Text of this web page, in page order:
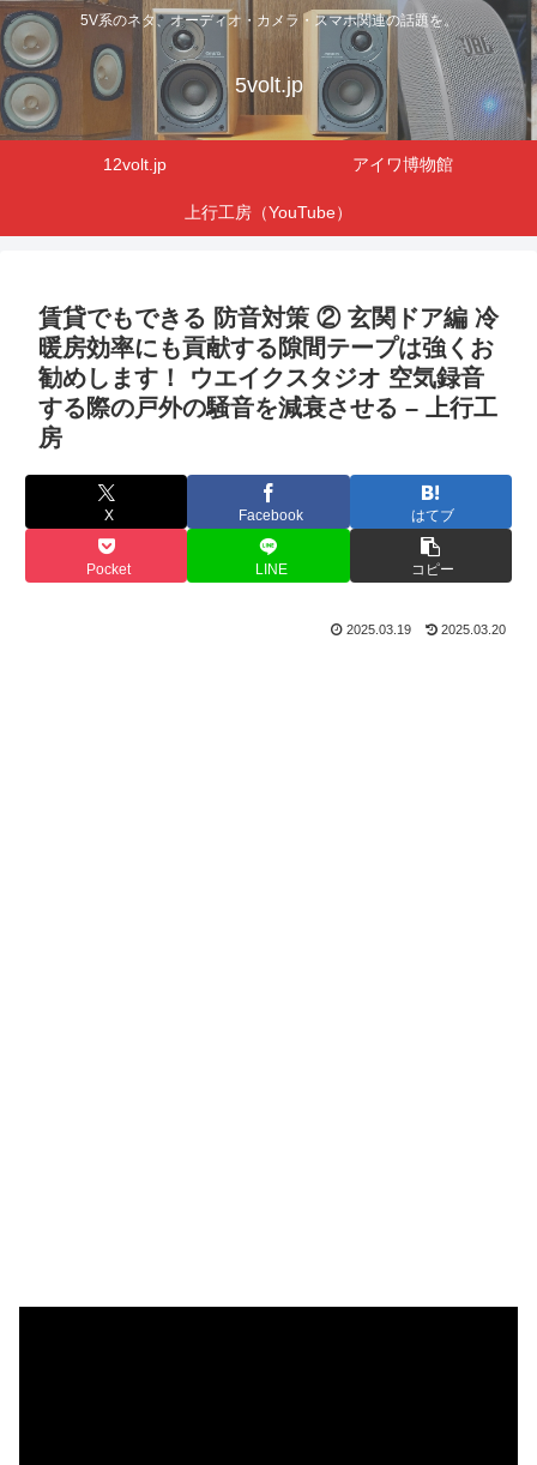
5V系のネタ、オーディオ・カメラ・スマホ関連の話題を。
5volt.jp
12volt.jp アイワ博物館
上行工房（YouTube）
賃貸でもできる 防音対策 ② 玄関ドア編 冷
暖房効率にも貢献する隙間テープは強くお
勧めします！ ウエイクスタジオ 空気録音
する際の戸外の騒音を減衰させる – 上行工
房
X Facebook はてブ
Pocket LINE コピー
2025.03.19 2025.03.20